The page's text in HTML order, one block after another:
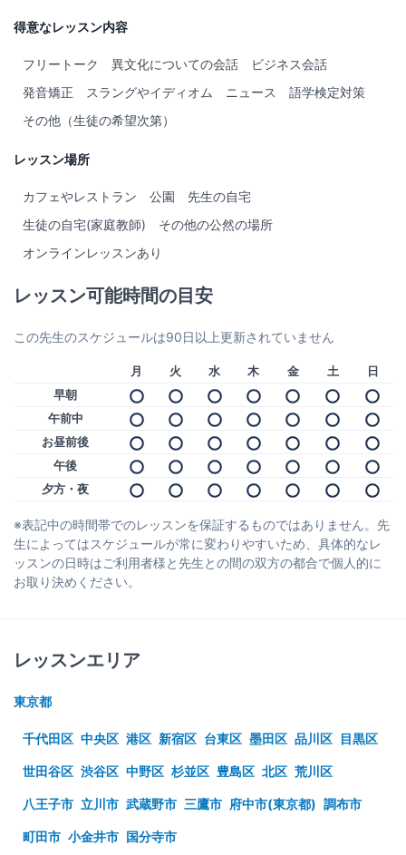
language, and also a certificate in teaching Arabic as a second
I taught Arabic for many international language schools that has
a global reach, and I ran the Arabic department of French
setting, this journey included teaching diplomats, ambassadors,
journalist, and many experts.
I taught English mainly for International House (IHWO), I also
designed (almost from scratch) and implemented English
communities with less access to proper education.
得意なレッスン内容
フリートーク 異文化についての会話
ビジネス会話
発音矯正
スラングやイディオム ニュース
語学検定対策
その他（生徒の希望次第）
レッスン場所
カフェやレストラン 公園
先生の自宅
生徒の自宅(家庭教師)
その他の公然の場所
オンラインレッスンあり
レッスン可能時間の目安
この先生のスケジュールは90日以上更新されていません
月 火 水 木 金 土
日
早朝
午前中
お昼前後
午後
夕方・夜
※表記中の時間帯でのレッスンを保証するものではありません。先
生によってはスケジュールが常に変わりやすいため、具体的なレ
ッスンの日時はご利用者様と先生との間の双方の都合で個人的に
お取り決めください。
レッスンエリア
東京都
千代田区 中央区 港区 新宿区 台東区 墨田区 品川区 目黒区
世田谷区 渋谷区 中野区 杉並区 豊島区 北区 荒川区
八王子市 立川市 武蔵野市 三鷹市 府中市(東京都) 調布市
町田市 小金井市 国分寺市